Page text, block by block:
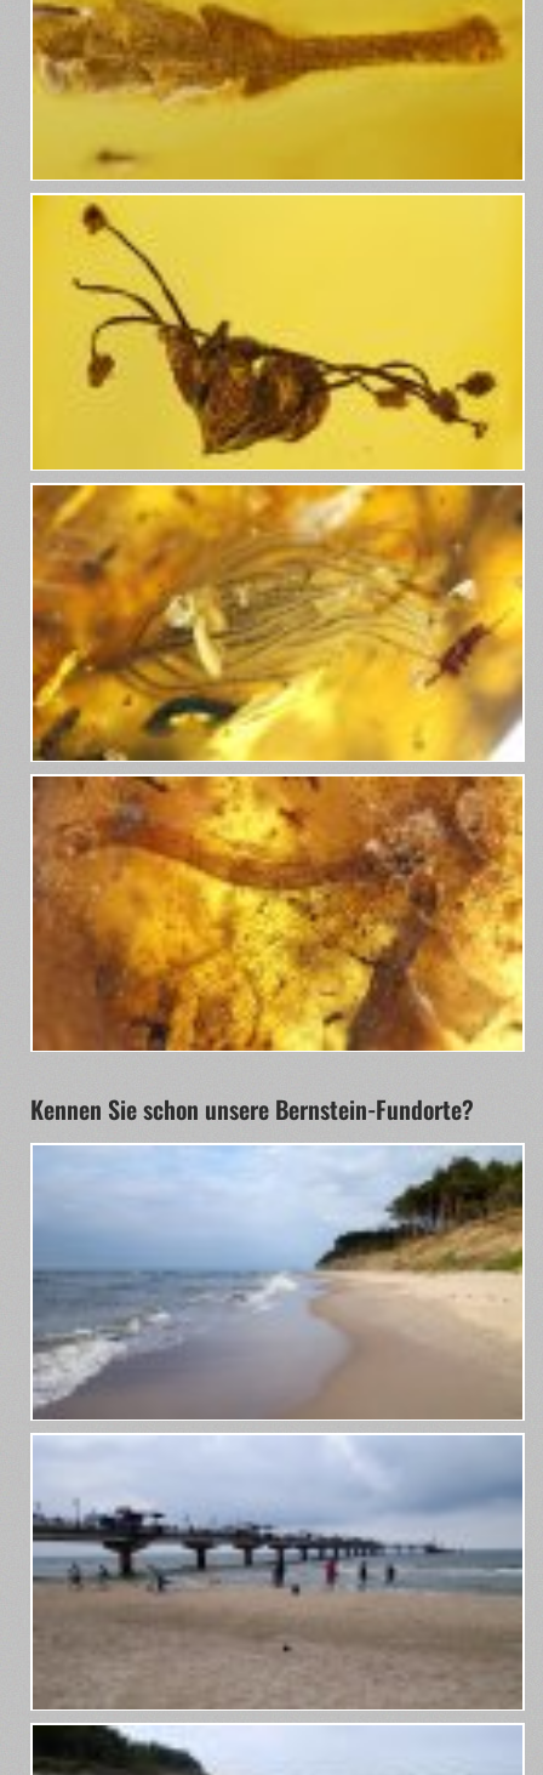
Kennen Sie schon unsere Bernstein-Fundorte?